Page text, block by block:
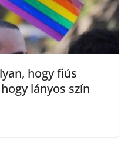
hogy fiús
lányos szín